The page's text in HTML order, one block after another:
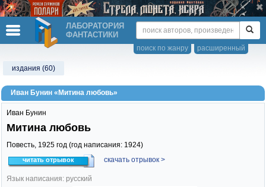
ЛАБОРАТОРИЯ
ФАНТАСТИКИ
расширенный
поиск по жанру
издания (60)
Иван Бунин «Митина любовь»
Иван Бунин
Митина любовь
Повесть, 1925 год (год написания: 1924)
читать отрывок скачать отрывок >
Язык написания: русский